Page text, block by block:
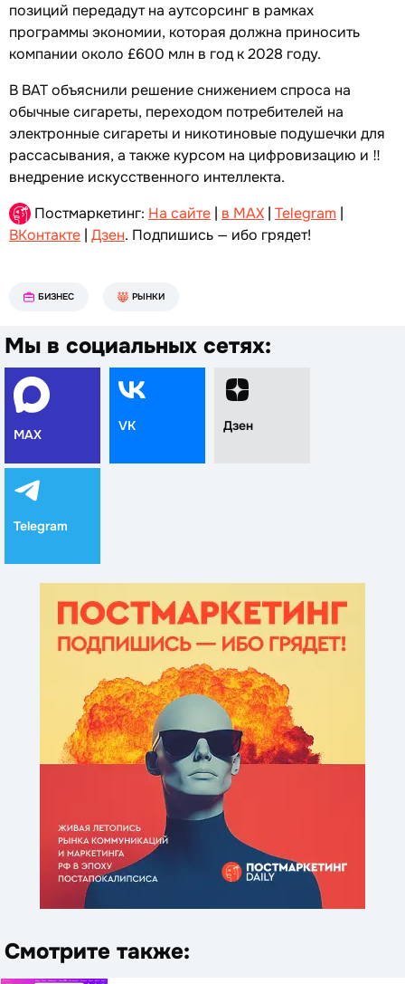
позиций передадут на аутсорсинг в рамках
программы экономии, которая должна приносить
компании около £600 млн в год к 2028 году.
В BAT объяснили решение снижением спроса на
обычные сигареты, переходом потребителей на
электронные сигареты и никотиновые подушечки для
рассасывания, а также курсом на цифровизацию и ‼️
внедрение искусственного интеллекта.
Постмаркетинг: На сайте | в MAX | Telegram |
ВКонтакте | Дзен. Подпишись — ибо грядет!
БИЗНЕС РЫНКИ
Мы в социальных сетях:
MAX
VK Дзен
Telegram
Смотрите также: